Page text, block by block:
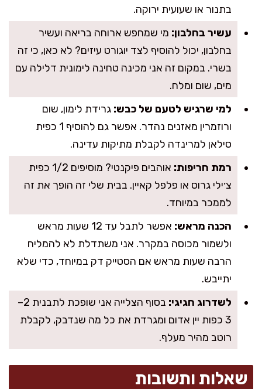
בתנור או שעועית ירוקה.
עשיר בחלבון: מי שמחפש ארוחה בריאה ועשיר
בחלבון, יכול להוסיף לצד יוגורט עיזים? לא כאן, כי זה
בשרי. במקום זה אני מכינה טחינה לימונית דלילה עם
מים, שום ומלח.
למי שרגיש לטעם של כבש: גרידת לימון, שום
ורוזמרין מאזנים נהדר. אפשר גם להוסיף 1 כפית
סילאן למרינדה לקבלת מתיקות עדינה.
רמת חריפות:
אוהבים פיקנטי? מוסיפים 1/2 כפית
צ׳ילי גרוס או פלפל קאיין. בבית שלי זה הופך את זה
לממכר במיוחד.
הכנה מראש:
אפשר לתבל עד 12 שעות מראש
ולשמור מכוסה במקרר. אני משתדלת לא להמליח
הרבה שעות מראש אם הסטייק דק במיוחד, כדי שלא
יתייבש.
לשדרוג חגיגי:
בסוף הצלייה אני שופכת לתבנית 2–
3 כפות יין אדום ומגרדת את כל מה שנדבק, לקבלת
רוטב מהיר מעלף.
שאלות ותשובות